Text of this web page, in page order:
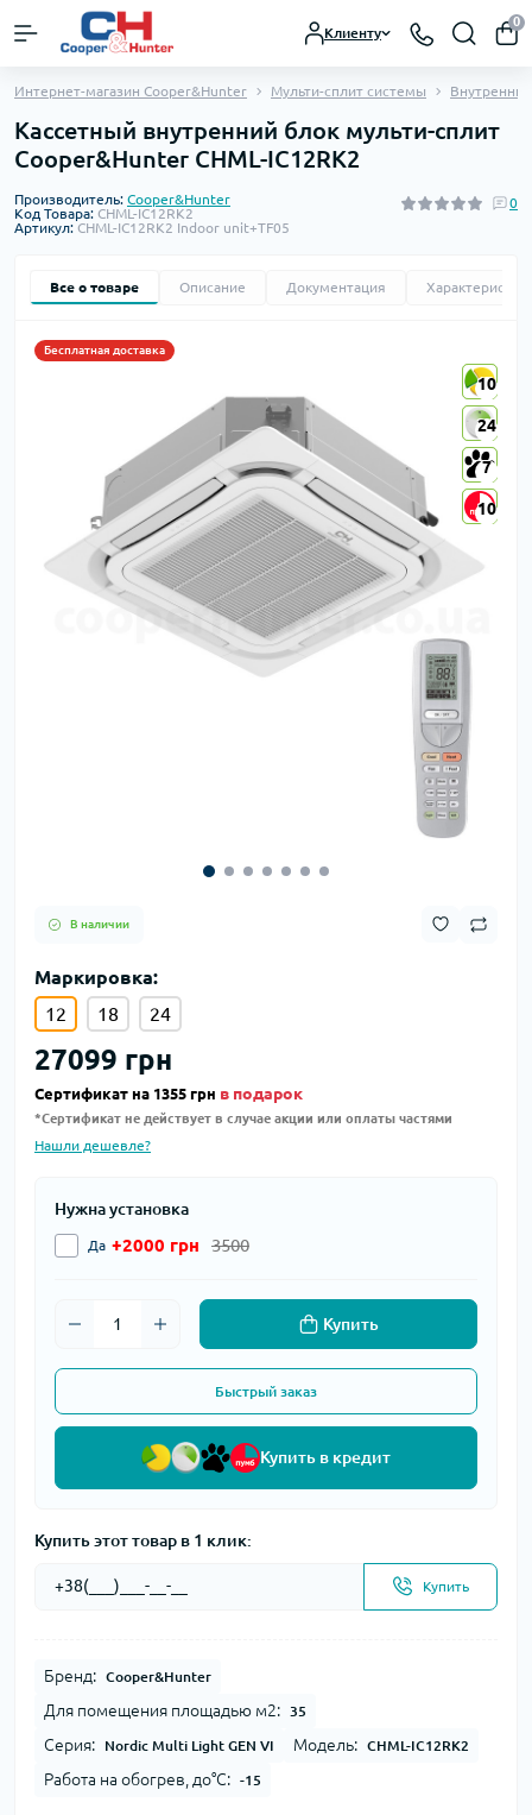
Клиенту
0
Интернет-магазин Cooper&Hunter Мульти-сплит системы
Кассетный внутренний блок мульти-сплит
Cooper&Hunter CHML-IC12RK2
Производитель: Cooper&Hunter
Код Товара: CHML-IC12RK2
Артикул: CHML-IC12RK2 Indoor unit+TF05
0
Все о товаре Описание Документация
Бесплатная доставка
10
24
7
10
10
24
7
10
В наличии
Маркировка:
12
18 24
27099 грн
Сертификат на 1355 грн в подарок
*Сертификат не действует в случае акции или оплаты частями
Нашли дешевле?
Нужна установка
Да +2000 грн 3500
Купить
Быстрый заказ
Купить в кредит
Купить этот товар в 1 клик:
Купить
Бренд: Cooper&Hunter
Для помещения площадью м2: 35
Серия: Nordic Multi Light GEN VI Модель: CHML-IC12RK2
Работа на обогрев, до°С: -15